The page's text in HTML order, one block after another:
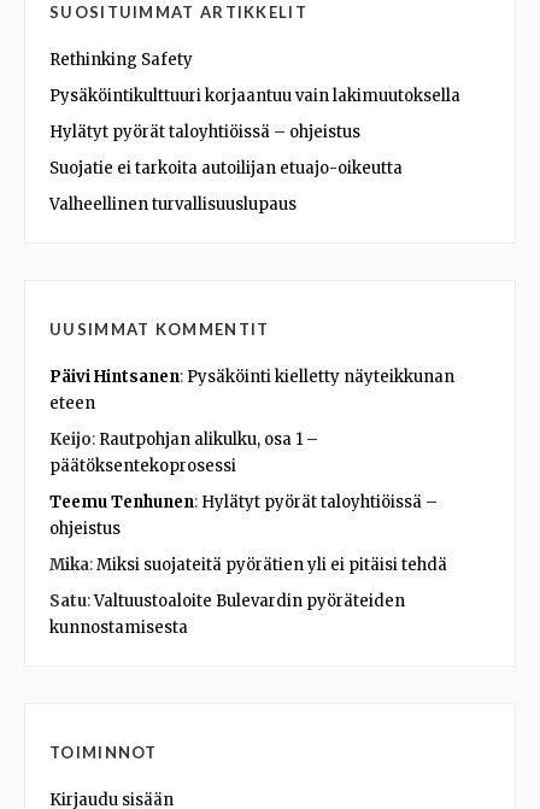
SUOSITUIMMAT ARTIKKELIT
Rethinking Safety
Pysäköintikulttuuri korjaantuu vain lakimuutoksella
Hylätyt pyörät taloyhtiöissä – ohjeistus
Suojatie ei tarkoita autoilijan etuajo-oikeutta
Valheellinen turvallisuuslupaus
UUSIMMAT KOMMENTIT
Päivi Hintsanen: Pysäköinti kielletty näyteikkunan
eteen
Keijo: Rautpohjan alikulku, osa 1 –
päätöksentekoprosessi
Teemu Tenhunen: Hylätyt pyörät taloyhtiöissä –
ohjeistus
Mika:Miksi suojateitä pyörätien yli ei pitäisi tehdä
Satu:Valtuustoaloite Bulevardin pyöräteiden
kunnostamisesta
TOIMINNOT
Kirjaudu sisään